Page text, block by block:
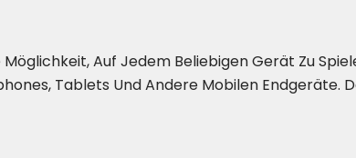
Auf Jedem Beliebigen Gerät Zu
Tablets Und Andere Mobilen Endgeräte.